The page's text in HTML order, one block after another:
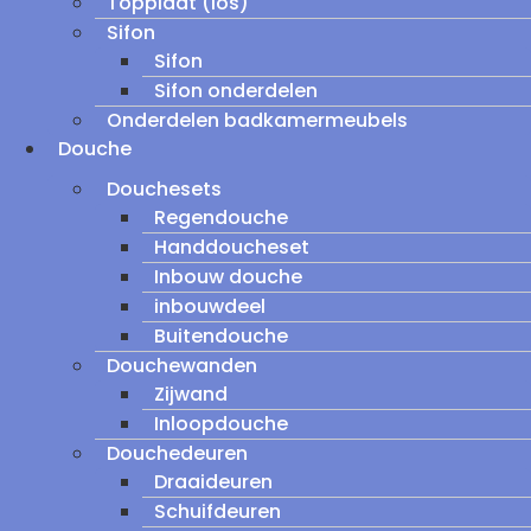
Sifon
Sifon
Sifon onderdelen
Onderdelen badkamermeubels
Douche
Douchesets
Regendouche
Handdoucheset
Inbouw douche
inbouwdeel
Buitendouche
Douchewanden
Zijwand
Inloopdouche
Douchedeuren
Draaideuren
Schuifdeuren